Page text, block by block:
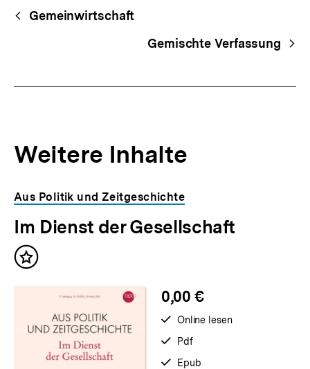
Begriffsnavigation
Content-
Navigation
Gemeinwirtschaft
Gemischte Verfassung
Weitere Inhalte
Inhaltskarousell
für
weitere
Inhalte
Inhaltskarussell
überspringen
Aus Politik und Zeitgeschichte
Im Dienst der Gesellschaft
Inhalt
0,00 €
verfügbar
Online lesen
verfügbar
Pdf
verfügbar
Epub